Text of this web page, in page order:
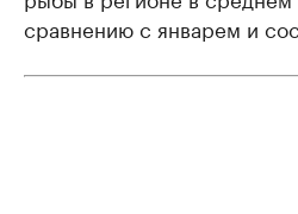
сравнению с январем и